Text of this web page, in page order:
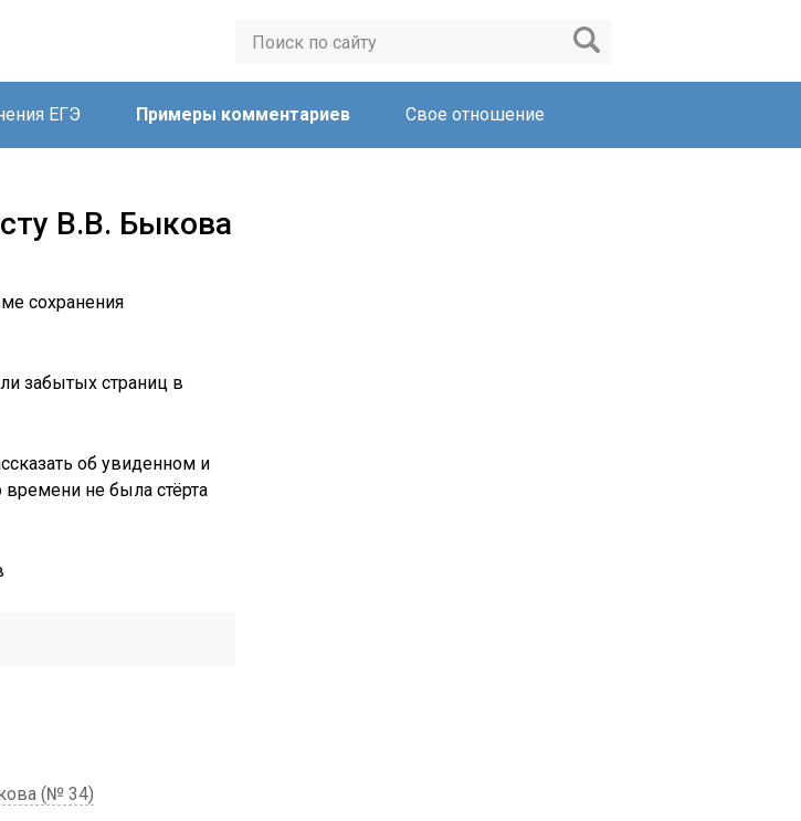
ЕГЭ Примеры комментариев Свое отношение
В.В. Быкова
сохранения
забытых страниц в
об увиденном и
времени не была стёрта
(№ 34)